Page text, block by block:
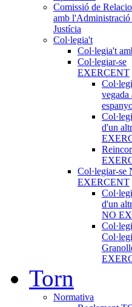
Comissió de
amb l'Administració
Justícia
Col·legia't
Col·legia't
Col·legiar-se
EXERCENT
vegada
d'un
Col·legiar-se
EXERCENT
d'un
NO
Torn
Normativa